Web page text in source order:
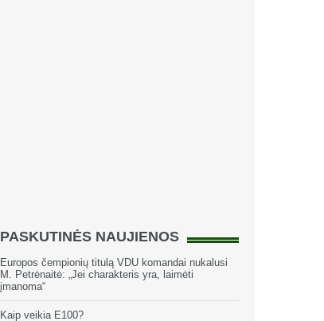
PASKUTINĖS NAUJIENOS
Europos čempionių titulą VDU komandai nukalusi
M. Petrėnaitė: „Jei charakteris yra, laimėti
įmanoma“
Kaip veikia E100?